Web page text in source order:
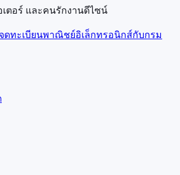
ตอร์ และคนรักงานดีไซน์